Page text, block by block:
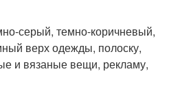
серый, темно-коричневый,
верх одежды, полоску,
и вязаные вещи, рекламу,